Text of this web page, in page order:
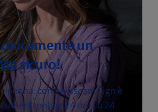
un
sicuro!
penna: con Swisscom Sign è
online 24 ore su 24.